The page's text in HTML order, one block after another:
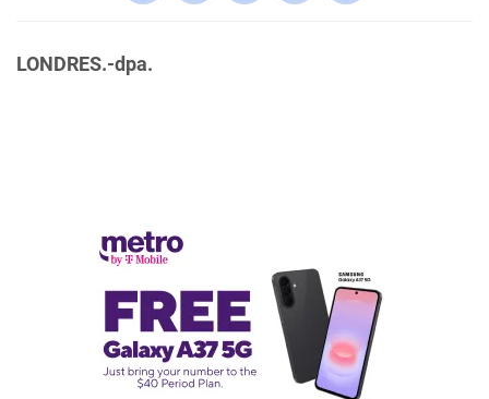
LONDRES.-dpa.